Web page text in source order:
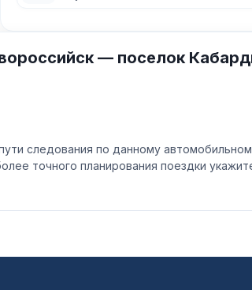
— поселок
следования по данному
точного планирования поездки